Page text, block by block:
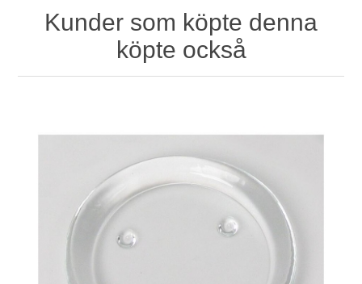
Kunder som köpte denna
köpte också